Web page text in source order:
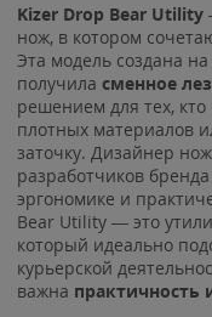
Kizer Drop Bear Utility
нож, в котором
Эта модель создана
получила сменное
решением для тех, кто
плотных материалов
заточку. Дизайнер
разработчиков бренда
эргономике и
Bear Utility — это
который идеально
курьерской
важна практичность